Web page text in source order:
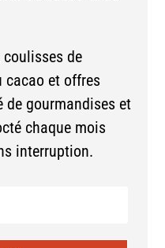
de
et offres
de gourmandises et
chaque mois
interruption.